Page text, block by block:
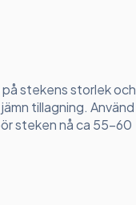
stekens storlek och
tillagning. Använd
steken nå ca 55-60